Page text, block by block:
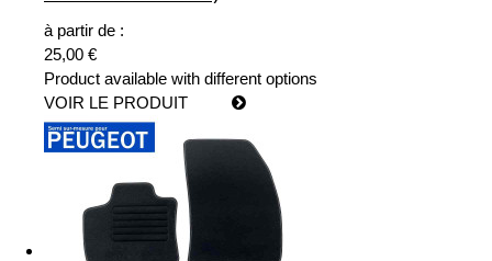
à partir de :
25,00 €
Product available with different options
VOIR LE PRODUIT